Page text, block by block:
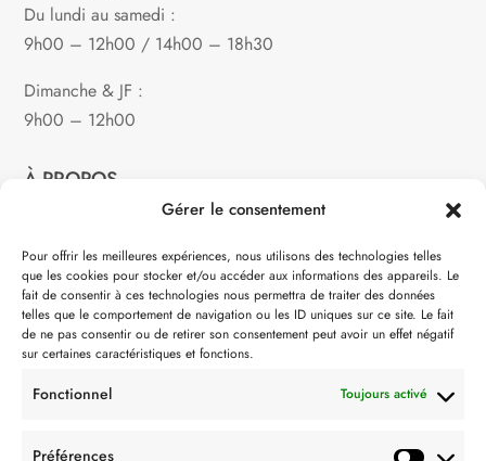
Gérer le consentement
Pour offrir les meilleures expériences, nous utilisons des technologies telles
que les cookies pour stocker et/ou accéder aux informations des appareils. Le
fait de consentir à ces technologies nous permettra de traiter des données
telles que le comportement de navigation ou les ID uniques sur ce site. Le fait
de ne pas consentir ou de retirer son consentement peut avoir un effet négatif
sur certaines caractéristiques et fonctions.
Fonctionnel Toujours activé
Préférences
Du lundi au samedi :
9h00 – 12h00 / 14h00 – 18h30
Dimanche & JF :
9h00 – 12h00
À PROPOS
Notre philosophie
Contact
Partenaire de: